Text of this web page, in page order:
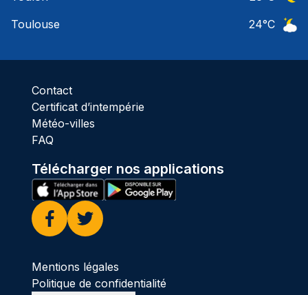
Toulouse
24°C
Contact
Certificat d’intempérie
Météo-villes
FAQ
Télécharger nos applications
Facebook
Twitter
Mentions légales
Politique de confidentialité